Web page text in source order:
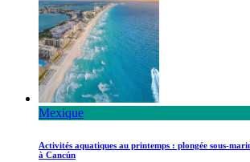
Mexique
Activités aquatiques au printemps : plongée sous-
à Cancún